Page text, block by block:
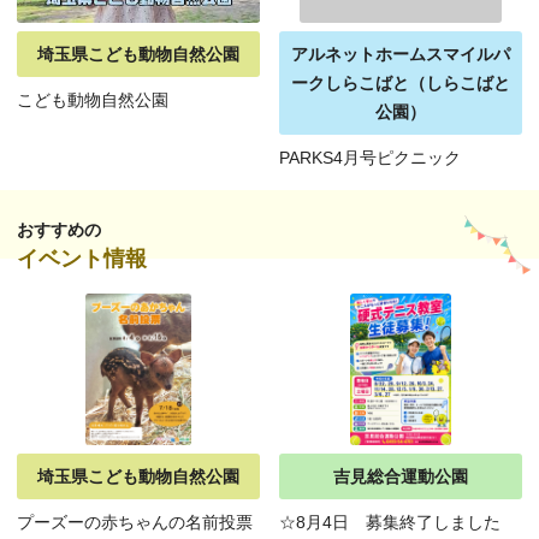
埼玉県こども動物自然公園
こども動物自然公園
アルネットホームスマイルパ
ークしらこばと（しらこばと
公園）
PARKS4月号ピクニック
おすすめの
イベント情報
埼玉県こども動物自然公園
プーズーの赤ちゃんの名前投票
吉見総合運動公園
☆8月4日 募集終了しました